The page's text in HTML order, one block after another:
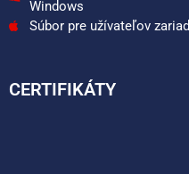
Windows
Súbor pre užívateľov
CERTIFIKÁTY